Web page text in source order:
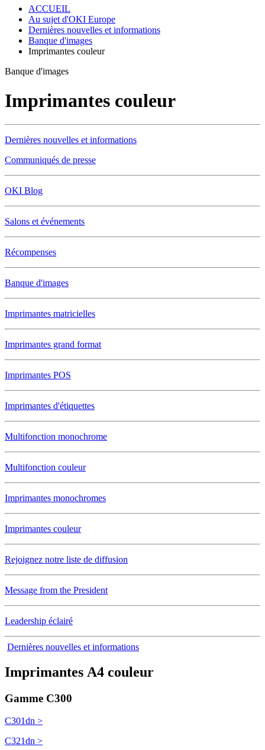
ACCUEIL
Au sujet d'OKI Europe
Dernières nouvelles et informations
Banque d'images
Imprimantes couleur
Banque d'images
Imprimantes couleur
Dernières nouvelles et informations
Communiqués de presse
OKI Blog
Salons et événements
Récompenses
Banque d'images
Imprimantes matricielles
Imprimantes grand format
Imprimantes POS
Imprimantes d'étiquettes
Multifonction monochrome
Multifonction couleur
Imprimantes monochromes
Imprimantes couleur
Rejoignez notre liste de diffusion
Message from the President
Leadership éclairé
Dernières nouvelles et informations
Imprimantes A4 couleur
Gamme C300
C301dn >
C321dn >